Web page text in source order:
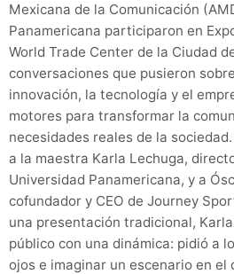
Mexicana de la Comunicación
Panamericana participaron en
World Trade Center de la Ciudad
conversaciones que pusieron
innovación, la tecnología y el
motores para transformar la
necesidades reales de la
a la maestra Karla Lechuga,
Universidad Panamericana, y a
cofundador y CEO de Journey
una presentación tradicional,
público con una dinámica: pidió a
ojos e imaginar un escenario en el